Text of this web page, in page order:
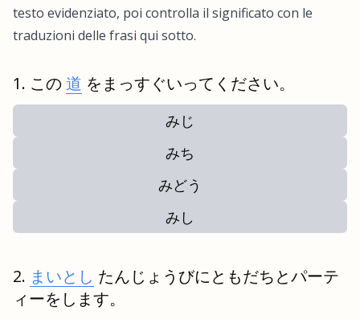
testo evidenziato, poi controlla il significato con le
traduzioni delle frasi qui sotto.
この 道 をまっすぐいってください。
みじ
みち
みどう
みし
まいとし たんじょうびにともだちとパーテ
ィーをします。